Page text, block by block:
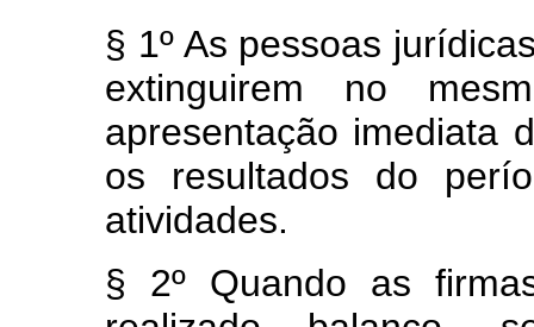
§ 1º As pessoas
extinguirem no
apresentação imediata
os resultados do
atividades.
§ 2º Quando as